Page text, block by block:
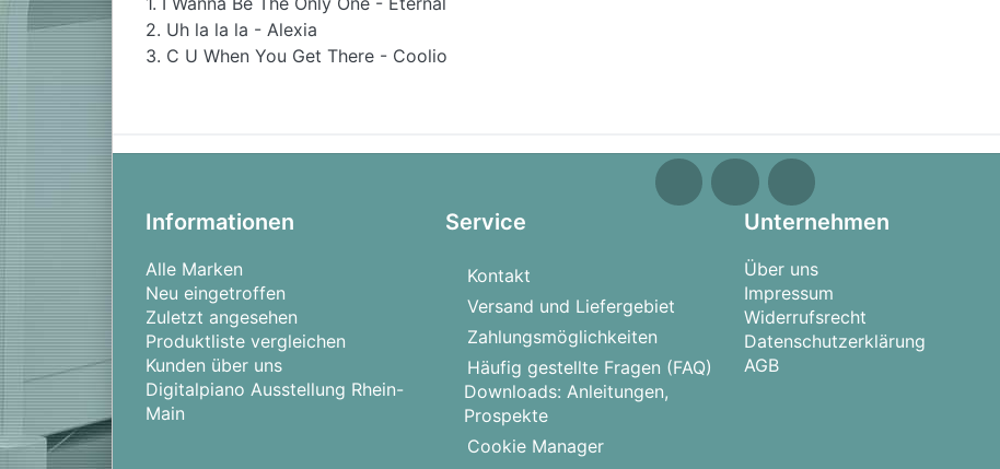
2. Uh la la la - Alexia
3. C U When You Get There - Coolio
Inkl. Gitarrengriff-Tabelle
Informationen
Alle Marken
Neu eingetroffen
Zuletzt angesehen
Produktliste vergleichen
Kunden über uns
Digitalpiano Ausstellung Rhein-
Main
Service
Kontakt
Versand und Liefergebiet
Zahlungsmöglichkeiten
Häufig gestellte Fragen (FAQ)
Downloads: Anleitungen,
Prospekte
Cookie Manager
Unternehmen
Über uns
Impressum
Widerrufsrecht
Datenschutzerklärung
AGB